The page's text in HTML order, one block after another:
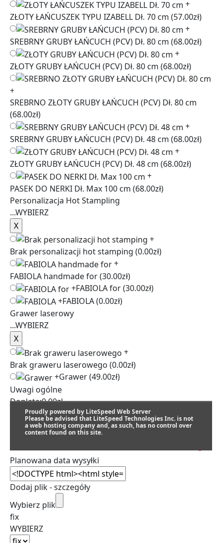
+
ZŁOTY ŁAŃCUSZEK TYPU IZABELL Dł. 70 cm (57.00zł)
+
SREBRNY GRUBY ŁAŃCUCH (PCV) Dł. 80 cm (68.00zł)
+
ZŁOTY GRUBY ŁAŃCUCH (PCV) Dł. 80 cm (68.00zł)
+
SREBRNO ZŁOTY GRUBY ŁAŃCUCH (PCV) Dł. 80 cm
(68.00zł)
+
SREBRNY GRUBY ŁAŃCUCH (PCV) Dł. 48 cm (68.00zł)
+
ZŁOTY GRUBY ŁAŃCUCH (PCV) Dł. 48 cm (68.00zł)
+
PASEK DO NERKI Dł. Max 100 cm (68.00zł)
Personalizacja Hot Stampling
...WYBIERZ
+
Brak personalizacji hot stamping (0.00zł)
+
FABIOLA handmade for(30.00zł)
+FABIOLA for(30.00zł)
+FABIOLA(0.00zł)
Grawer laserowy
...WYBIERZ
+
Brak graweru laserowego (0.00zł)
+Grawer(49.00zł)
Uwagi ogólne
Dopłata:0.00zł
Proudly powered by LiteSpeed Web Server
Please be advised that LiteSpeed Technologies Inc. is not
a web hosting company and, as such, has no control over
content found on this site.
Planowana data wysyłki
Dodaj plik - szczegóły
Wybierz plik
fix
WYBIERZ